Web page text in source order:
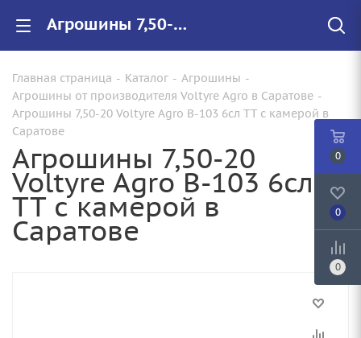
Агрошины 7,50-20 Voltyre Agro В-103 6сл TT с камерой купить в Саратове по цене от 10 290 руб. с доставкой. Арт.: 86565326
Главная страница - Каталог - Агрошины -
Агрошины от производителя Voltyre Agro в Саратове -
Агрошины 7,50-20 Voltyre Agro В-103 6сл TT с камерой в
Саратове
Агрошины 7,50-20
Voltyre Agro В-103 6сл
TT с камерой в
Саратове
0
0
0